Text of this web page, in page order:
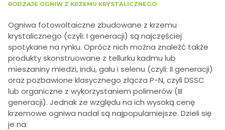
RODZAJE OGNIW Z KRZEMU KRYSTALICZNEGO
Ogniwa fotowoltaiczne zbudowane z krzemu
krystalicznego (czyli: I generacji) są najczęściej
spotykane na rynku. Oprócz nich można znaleźć także
produkty skonstruowane z tellurku kadmu lub
mieszaniny miedzi, indu, galu i selenu (czyli: II generacji)
oraz pozbawione klasycznego złącza P-N, czyli DSSC
lub organiczne z wykorzystaniem polimerów (III
generacji). Jednak ze względu na ich wysoką cenę
krzemowe ogniwa nadal są najpopularniejsze. Dzieli się
je na: